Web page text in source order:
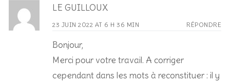
LE GUILLOUX
23 JUIN 2022 AT 6 H 36 MIN RÉPONDRE
Bonjour,
Merci pour votre travail. A corriger
cependant dans les mots à reconstituer : il y